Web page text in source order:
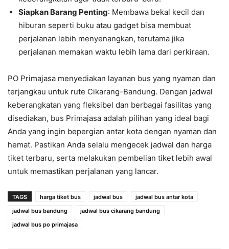
Siapkan Barang Penting: Membawa bekal kecil dan
hiburan seperti buku atau gadget bisa membuat
perjalanan lebih menyenangkan, terutama jika
perjalanan memakan waktu lebih lama dari perkiraan.
PO Primajasa menyediakan layanan bus yang nyaman dan
terjangkau untuk rute Cikarang-Bandung. Dengan jadwal
keberangkatan yang fleksibel dan berbagai fasilitas yang
disediakan, bus Primajasa adalah pilihan yang ideal bagi
Anda yang ingin bepergian antar kota dengan nyaman dan
hemat. Pastikan Anda selalu mengecek jadwal dan harga
tiket terbaru, serta melakukan pembelian tiket lebih awal
untuk memastikan perjalanan yang lancar.
TAGS harga tiket bus jadwal bus
jadwal bus antar kota
jadwal bus bandung
jadwal bus cikarang bandung
jadwal bus po primajasa